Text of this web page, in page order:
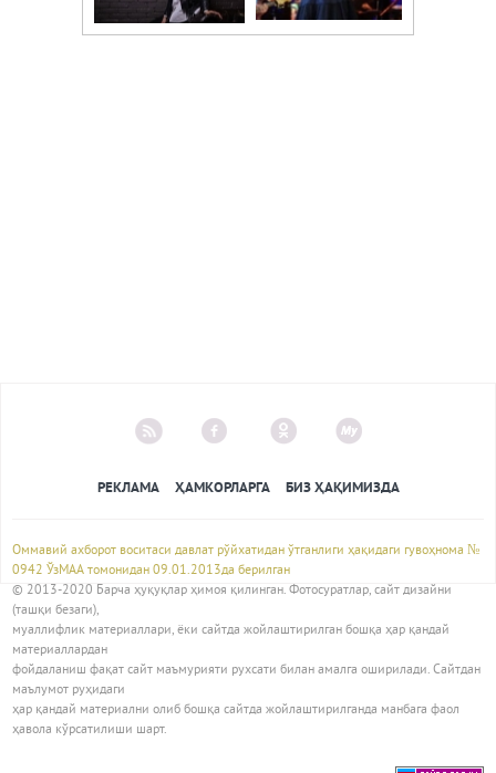
РЕКЛАМА ҲАМКОРЛАРГА БИЗ ҲАҚИМИЗДА
Оммавий ахборот воситаси давлат рўйхатидан ўтганлиги ҳақидаги гувоҳнома №
0942 ЎзМАА томонидан 09.01.2013да берилган
© 2013-2020 Барча ҳуқуқлар ҳимоя қилинган. Фотосуратлар, сайт дизайни
(ташқи безаги),
муаллифлик материаллари, ёки сайтда жойлаштирилган бошқа ҳар қандай
материаллардан
фойдаланиш фақат сайт маъмурияти рухсати билан амалга оширилади. Сайтдан
маълумот руҳидаги
ҳар қандай материални олиб бошқа сайтда жойлаштирилганда манбага фаол
ҳавола кўрсатилиши шарт.